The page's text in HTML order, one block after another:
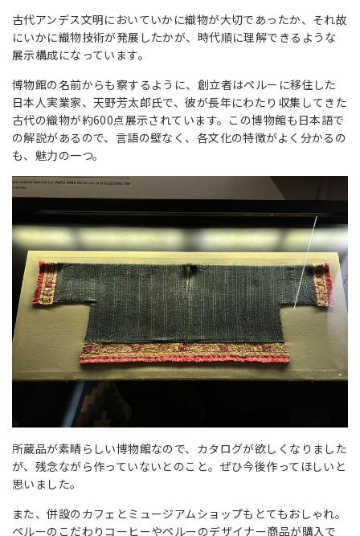
古代アンデス文明においていかに織物が大切であったか、それ故
にいかに織物技術が発展したかが、時代順に理解できるような
展示構成になっています。
博物館の名前からも察するように、創立者はペルーに移住した
日本人実業家、天野芳太郎氏で、彼が長年にわたり収集してきた
古代の織物が約600点展示されています。この博物館も日本語で
の解説があるので、言語の壁なく、各文化の特徴がよく分かるの
も、魅力の一つ。
所蔵品が素晴らしい博物館なので、カタログが欲しくなりました
が、残念ながら作っていないとのこと。ぜひ今後作ってほしいと
思いました。
また、併設のカフェとミュージアムショップもとてもおしゃれ。
ペルーのこだわりコーヒーやペルーのデザイナー商品が購入で